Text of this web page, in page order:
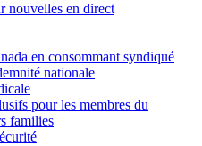
nouvelles en direct
en consommant syndiqué
nationale
pour les membres du
families